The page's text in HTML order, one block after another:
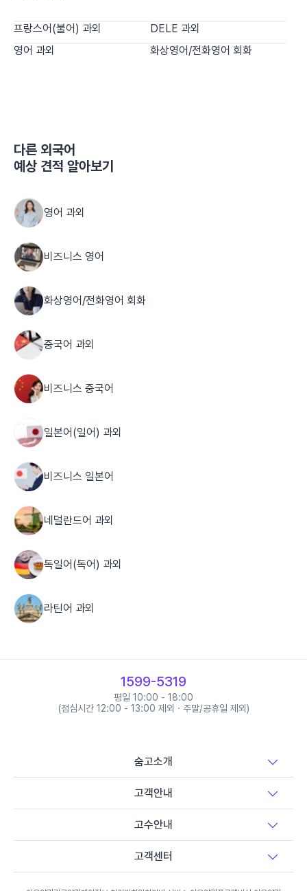
프랑스어(불어) 과외
DELE 과외
영어 과외
화상영어/전화영어 회화
다른 외국어
예상 견적 알아보기
영어 과외
비즈니스 영어
화상영어/전화영어 회화
중국어 과외
비즈니스 중국어
일본어(일어) 과외
비즈니스 일본어
네덜란드어 과외
독일어(독어) 과외
라틴어 과외
아랍어 과외
1599-5319
평일 10:00 - 18:00
(점심시간 12:00 - 13:00 제외 · 주말/공휴일 제외)
숨고소개
고객안내
고수안내
고객센터